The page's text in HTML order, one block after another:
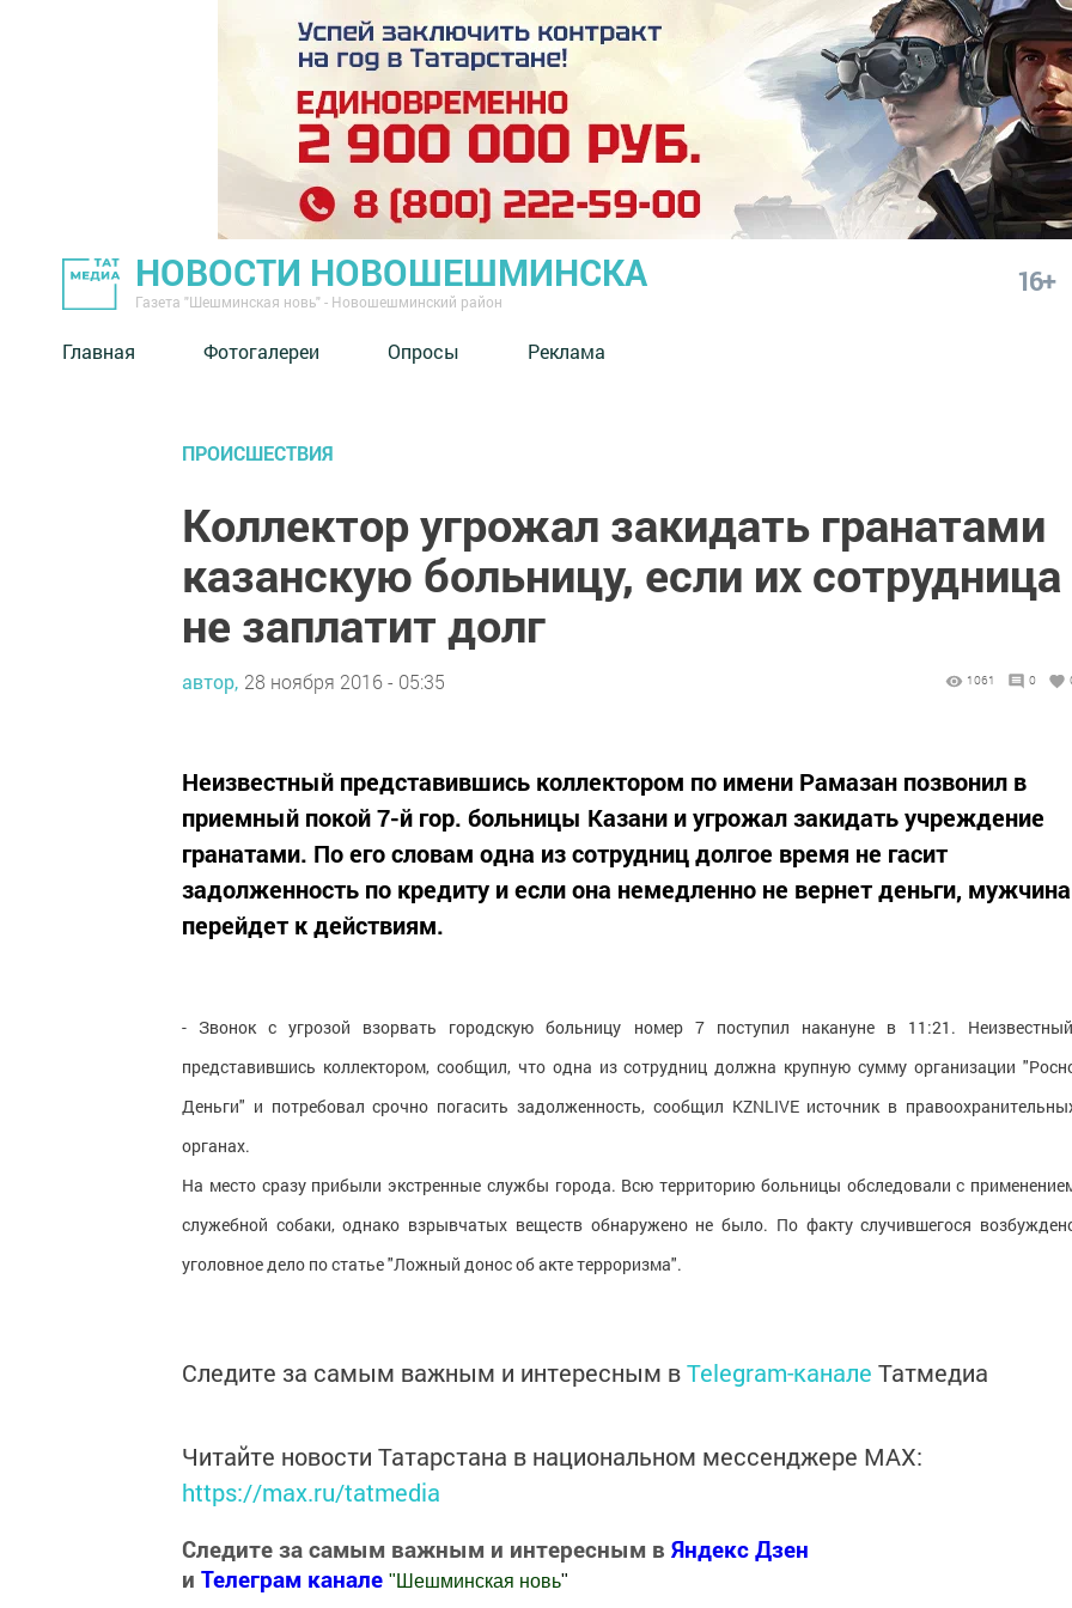
НОВОСТИ НОВОШЕШМИНСКА
Газета "Шешминская новь" - Новошешминский район
16+
Главная Фотогалереи Опросы Реклама
ПРОИСШЕСТВИЯ
Коллектор угрожал закидать гранатами
казанскую больницу, если их сотрудница
не заплатит долг
автор, 28 ноября 2016 - 05:35 1061 0
Неизвестный представившись коллектором по имени Рамазан позвонил в
приемный покой 7-й гор. больницы Казани и угрожал закидать учреждение
гранатами. По его словам одна из сотрудниц долгое время не гасит
задолженность по кредиту и если она немедленно не вернет деньги, мужчина
перейдет к действиям.
- Звонок с угрозой взорвать городскую больницу номер 7 поступил накануне в 11:21.
представившись коллектором, сообщил, что одна из сотрудниц должна крупную сумму организации
Деньги" и потребовал срочно погасить задолженность, сообщил KZNLIVE источник в
органах.
На место сразу прибыли экстренные службы города. Всю территорию больницы обследовали с
служебной собаки, однако взрывчатых веществ обнаружено не было. По факту случившегося
уголовное дело по статье "Ложный донос об акте терроризма".
Следите за самым важным и интересным вTelegram-канале Татмедиа
Читайте новости Татарстана в национальном мессенджере MАХ:
https://max.ru/tatmedia
Следите за самым важным и интересным в Яндекс Дзен
и Телеграм канале " Шешминская новь"